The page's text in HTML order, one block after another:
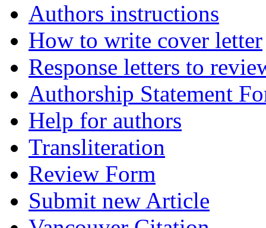
Authors instructions
How to write cover letter
Response letters to
Authorship Statement
Help for authors
Transliteration
Review Form
Submit new Article